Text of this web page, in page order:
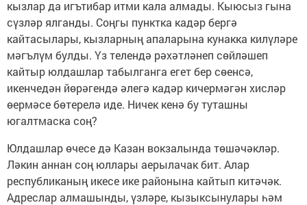
кызлар да игътибар итми кала алмады. Кыюсыз гына
сүзләр ялганды. Соңгы пунктка кадәр бергә
кайтасылары, кызларның апаларына кунакка килүләре
мәгълүм булды. Үз телендә рәхәтләнеп сөйләшеп
кайтыр юлдашлар табылганга егет бер сөенсә,
икенчедән йөрәгендә әлегә кадәр кичермәгән хисләр
өермәсе бөтерелә иде. Ничек кенә бу туташны
югалтмаска соң?
Юлдашлар өчесе дә Казан вокзалында төшәчәкләр.
Ләкин аннан соң юллары аерылачак бит. Алар
республиканың икесе ике районына кайтып китәчәк.
Адреслар алмашынды, үзләре, кызыксынулары һәм